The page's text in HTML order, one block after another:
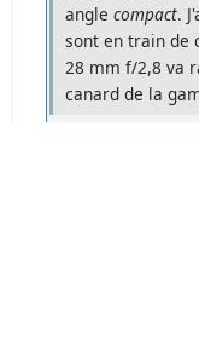
anglecompact.
sont en train de
28 mm f/2,8 va
canard de la